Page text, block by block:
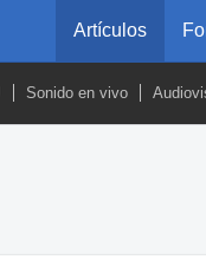
Artículos
Sonido en vivo